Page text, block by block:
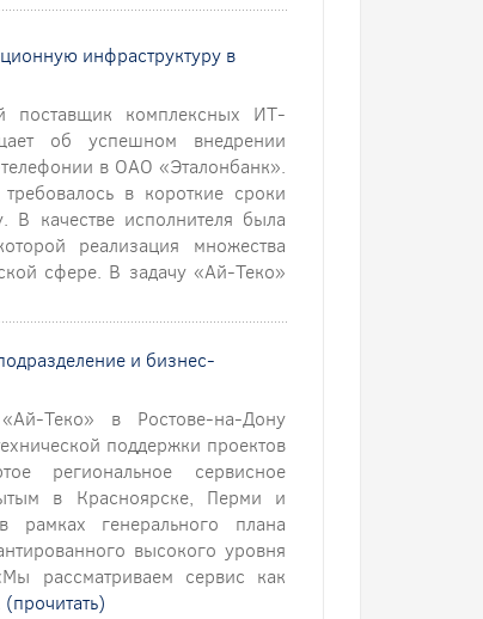
инфраструктуру в
поставщик комплексных ИТ-
об успешном внедрении
в ОАО «Эталонбанк».
в короткие сроки
В качестве исполнителя была
реализация множества
сфере. В задачу «Ай-Теко»
и бизнес-
Теко» в Ростове-на-Дону
поддержки проектов
региональное сервисное
в Красноярске, Перми и
рамках генерального плана
высокого уровня
рассматриваем сервис как
(прочитать)